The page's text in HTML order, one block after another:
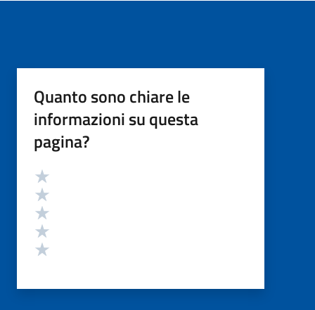
Quanto sono chiare le
informazioni su questa
pagina?
Valutazione